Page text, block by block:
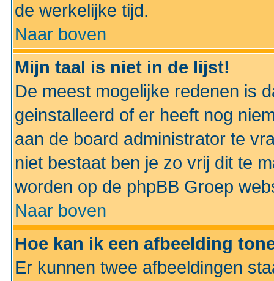
de werkelijke tijd.
Naar boven
Mijn taal is niet in de lijst!
De meest mogelijke redenen is
geinstalleerd of er heeft nog
aan de board administrator te
niet bestaat ben je zo vrij dit te
worden op de phpBB Groep
Naar boven
Hoe kan ik een afbeelding
Er kunnen twee afbeeldingen